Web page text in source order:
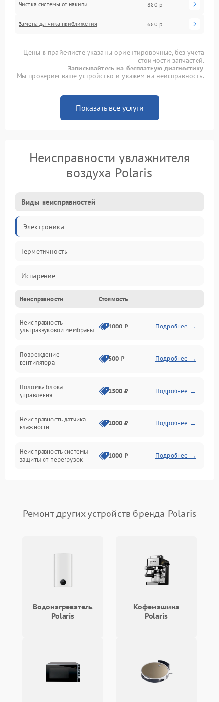
Чистка системы от накипи 880 р
Замена датчика приближения 680 р
Цены в прайс-листе указаны ориентировочные, без учета
стоимости запчастей.
Записывайтесь на бесплатную диагностику.
Мы проверим ваше устройство и укажем на неисправность.
Показать все услуги
Неисправности увлажнителя
воздуха Polaris
Виды неисправностей
Электроника
Герметичность
Испарение
Водяной тракт
Механические повреждения
Датчики
Неисправности Стоимость
Неисправность
ультразвуковой мембраны
1000 ₽ Подробнее →
Повреждение
вентилятора
500 ₽ Подробнее →
Поломка блока
управления
1500 ₽ Подробнее →
Неисправность датчика
влажности
1000 ₽ Подробнее →
Неисправность системы
защиты от перегрузок
1000 ₽ Подробнее →
Неисправность системы
Подробнее →
Повреждение системы
перенапряжения
Повреждение системы
защиты от перегрузок
Подробнее →
Ремонт других устройств бренда Polaris
Водонагреватель
Polaris
Кофемашина
Polaris